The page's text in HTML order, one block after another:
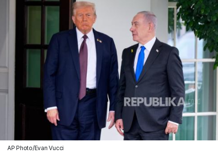
AP Photo/Evan Vucci